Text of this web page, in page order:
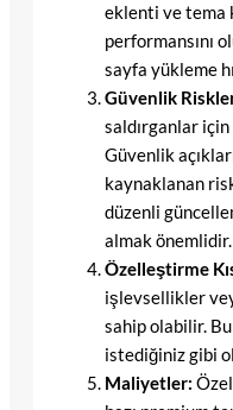
eklenti ve tema
performansını
sayfa yükleme
Güvenlik
saldırganlar
Güvenlik
kaynaklanan
düzenli
almak önemlidir.
Özelleştirme
işlevsellikler
sahip olabilir.
istediğiniz gibi
Maliyetler: